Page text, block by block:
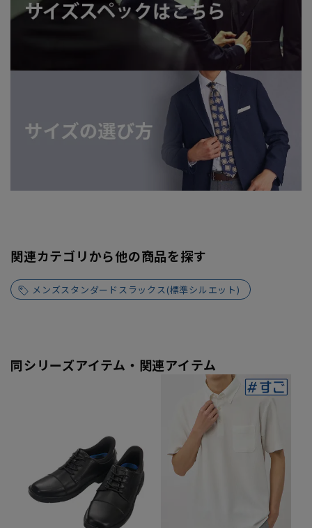
関連カテゴリから他の商品を探す
メンズスタンダードスラックス(標準シルエット)
同シリーズアイテム・関連アイテム